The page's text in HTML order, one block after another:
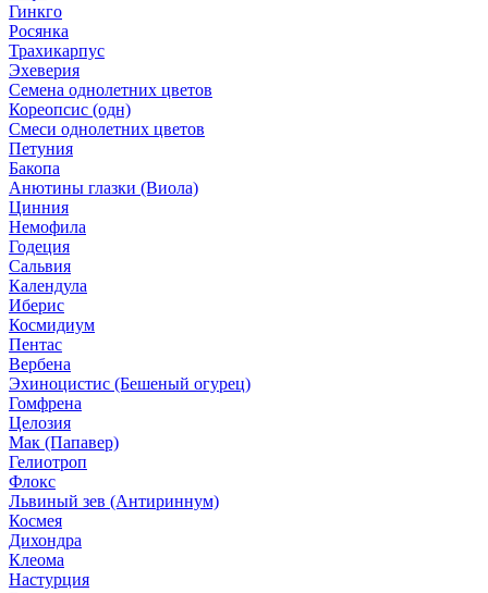
Гинкго
Росянка
Трахикарпус
Эхеверия
Семена однолетних цветов
Кореопсис (одн)
Смеси однолетних цветов
Петуния
Бакопа
Анютины глазки (Виола)
Цинния
Немофила
Годеция
Сальвия
Календула
Иберис
Космидиум
Пентас
Вербена
Эхиноцистис (Бешеный огурец)
Гомфрена
Целозия
Мак (Папавер)
Гелиотроп
Флокс
Львиный зев (Антириннум)
Космея
Дихондра
Клеома
Настурция